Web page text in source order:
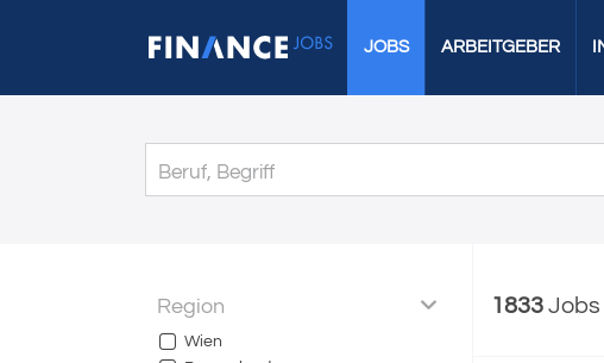
JOBS ARBEITGEBER
Region
Wien
1833 Jobs